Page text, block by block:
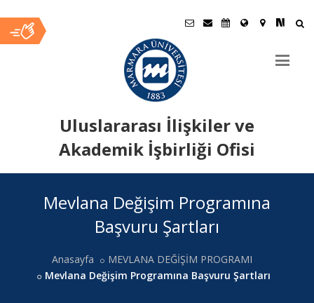
Uluslararası İlişkiler ve
Akademik İşbirliği Ofisi
İçerikMevlana Değişim Programına
Başvuru Şartları
Anasayfa
MEVLANA DEĞİŞİM PROGRAMI
Mevlana Değişim Programına Başvuru Şartları